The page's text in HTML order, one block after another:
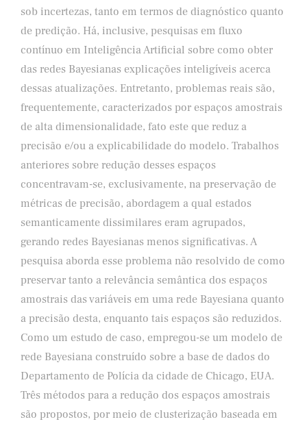
sob incertezas, tanto em termos de diagnóstico quanto
de predição. Há, inclusive, pesquisas em fluxo
contínuo em Inteligência Artificial sobre como obter
das redes Bayesianas explicações inteligíveis acerca
dessas atualizações. Entretanto, problemas reais são,
frequentemente, caracterizados por espaços amostrais
de alta dimensionalidade, fato este que reduz a
precisão e/ou a explicabilidade do modelo. Trabalhos
anteriores sobre redução desses espaços
concentravam-se, exclusivamente, na preservação de
métricas de precisão, abordagem a qual estados
semanticamente dissimilares eram agrupados,
gerando redes Bayesianas menos significativas. A
pesquisa aborda esse problema não resolvido de como
preservar tanto a relevância semântica dos espaços
amostrais das variáveis em uma rede Bayesiana quanto
a precisão desta, enquanto tais espaços são reduzidos.
Como um estudo de caso, empregou-se um modelo de
rede Bayesiana construído sobre a base de dados do
Departamento de Polícia da cidade de Chicago, EUA.
Três métodos para a redução dos espaços amostrais
são propostos, por meio de clusterização baseada em